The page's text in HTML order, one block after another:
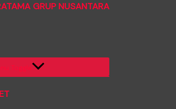
GRUP NUSANTARA
Toggle